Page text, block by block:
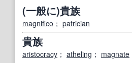
(一般に)貴族
magnifico ； patrician
貴族
aristocracy ； atheling ； magnate